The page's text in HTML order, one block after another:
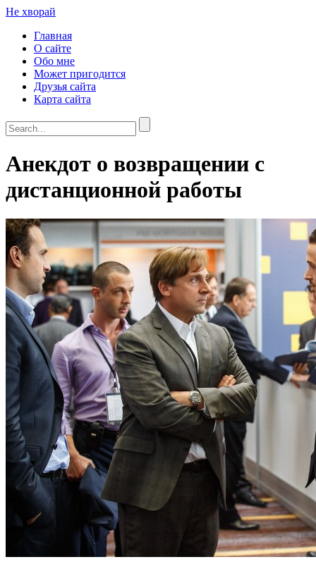
Не хворай
Главная
О сайте
Обо мне
Может пригодится
Друзья сайта
Карта сайта
Анекдот о возвращении с
дистанционной работы